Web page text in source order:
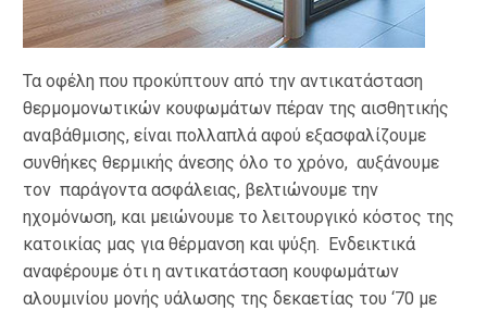
Τα οφέλη που προκύπτουν από την αντικατάσταση
θερμομονωτικών κουφωμάτων πέραν της αισθητικής
αναβάθμισης, είναι πολλαπλά αφού εξασφαλίζουμε
συνθήκες θερμικής άνεσης όλο το χρόνο, αυξάνουμε
τον παράγοντα ασφάλειας, βελτιώνουμε την
ηχομόνωση, και μειώνουμε το λειτουργικό κόστος της
κατοικίας μας για θέρμανση και ψύξη. Ενδεικτικά
αναφέρουμε ότι η αντικατάσταση κουφωμάτων
αλουμινίου μονής υάλωσης της δεκαετίας του ‘70 με